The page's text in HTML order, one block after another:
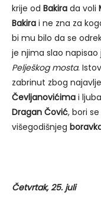
krije od Bakira da voli
Bakira i ne zna za
bi mu bilo da se
je njima slao napisao
Pelješkog mosta.
zabrinut zbog
Čevljanovićima i
Dragan Čović, bori se
višegodišnjeg
Četvrtak, 25. juli